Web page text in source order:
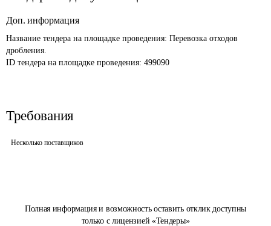
Полная информация и возможность оставить отклик доступны
только с лицензией «Тендеры»
Доп. информация
Название тендера на площадке проведения: Перевозка отходов
дробления.
ID тендера на площадке проведения: 499090
Требования
Несколько поставщиков